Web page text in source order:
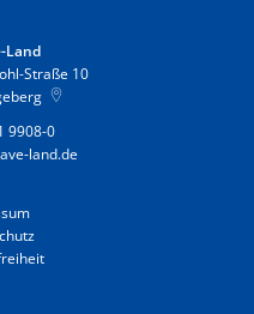
Land
Straße 10
9908-0
land.de